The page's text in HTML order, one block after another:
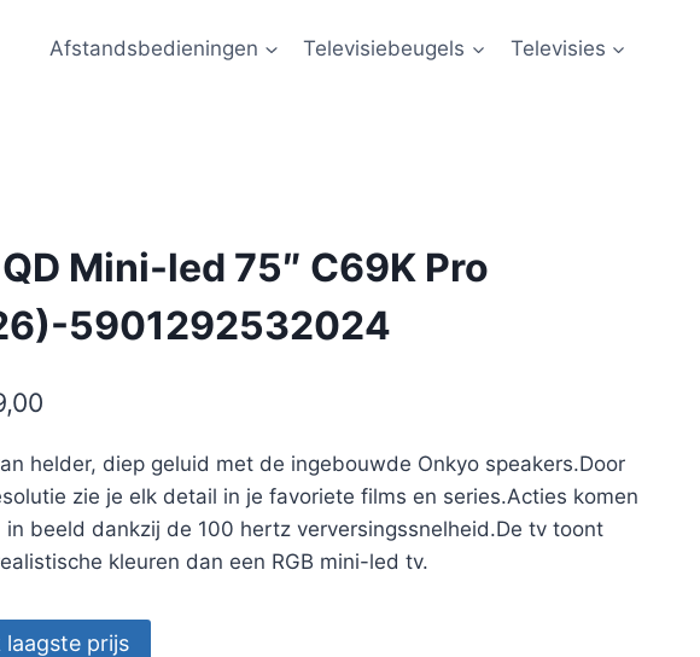
Afstandsbedieningen Televisiebeugels Televisies
Mini-led 75″ C69K Pro
5901292532024
helder, diep geluid met de ingebouwde Onkyo speakers.Door
zie je elk detail in je favoriete films en series.Acties komen
in beeld dankzij de 100 hertz verversingssnelheid.De tv toont
kleuren dan een RGB mini-led tv.
laagste prijs